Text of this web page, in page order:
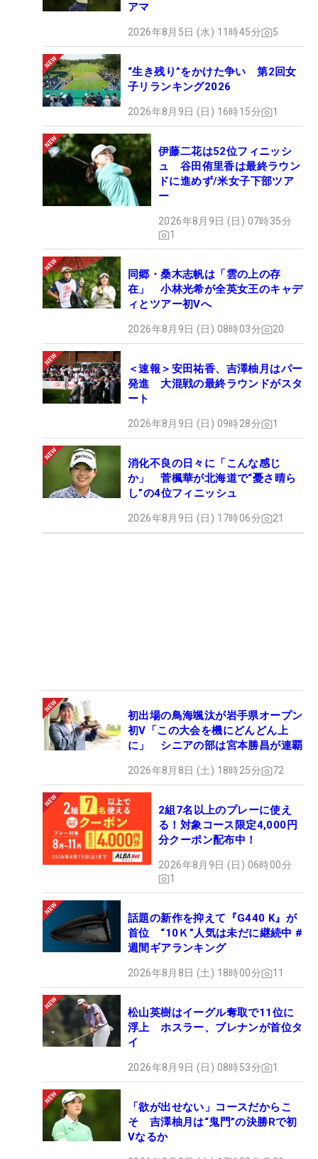
アマ
2026年8月5日 (水) 11時45分 5
“生き残り”をかけた争い 第2回女
子リランキング2026
2026年8月9日 (日) 16時15分 1
伊藤二花は52位フィニッシ
ュ 谷田侑里香は最終ラウン
ドに進めず/米女子下部ツア
ー
2026年8月9日 (日) 07時35分
1
同郷・桑木志帆は「雲の上の存
在」 小林光希が全英女王のキャデ
ィとツアー初Vへ
2026年8月9日 (日) 08時03分 20
＜速報＞安田祐香、吉澤柚月はパー
発進 大混戦の最終ラウンドがスタ
ート
2026年8月9日 (日) 09時28分 1
消化不良の日々に「こんな感じ
か」 菅楓華が北海道で“憂さ晴ら
し”の4位フィニッシュ
2026年8月9日 (日) 17時06分 21
初出場の鳥海颯汰が岩手県オープン
初V「この大会を機にどんどん上
に」 シニアの部は宮本勝昌が連覇
2026年8月8日 (土) 18時25分 72
2組7名以上のプレーに使え
る！対象コース限定4,000円
分クーポン配布中！
2026年8月9日 (日) 06時00分
1
話題の新作を抑えて『G440 K』が
首位 “10Ｋ”人気は未だに継続中 #
週間ギアランキング
2026年8月8日 (土) 18時00分 11
松山英樹はイーグル奪取で11位に
浮上 ホスラー、ブレナンが首位タ
イ
2026年8月9日 (日) 08時53分 1
「欲が出せない」コースだからこ
そ 吉澤柚月は“鬼門”の決勝Rで初
Vなるか